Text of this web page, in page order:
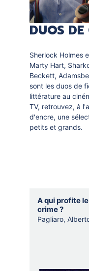
DUOS
Sherlock Holmes
Marty Hart,
Beckett,
sont les duos de
littérature au
TV, retrouvez, à
d'encre, une
petits et grands.
thematique
A qui profite le
crime ?
Pagliaro,